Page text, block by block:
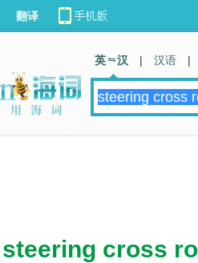
steering cross
翻译
英 汉 | 汉语 |